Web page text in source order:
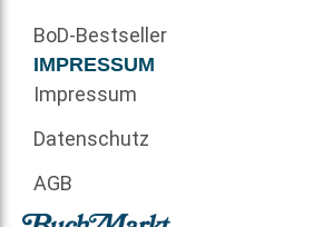
BoD-Bestseller
IMPRESSUM
Impressum
Datenschutz
AGB